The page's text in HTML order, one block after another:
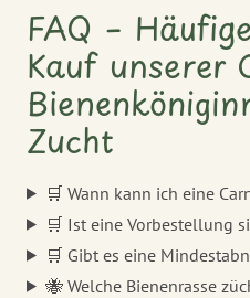
FAQ –
Kauf unserer
Zucht
🛒 Wann kann ich eine
🛒 Ist eine Vorbestellung
🛒 Gibt es eine
🐝 Welche Bienenrasse